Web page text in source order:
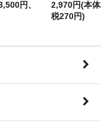
円、
2,970円(本
税270円)